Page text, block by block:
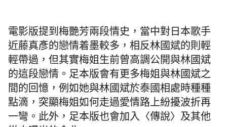
電影版提到梅艷芳兩段情史，當中對日本歌手
近藤真彥的戀情着墨較多，相反林國斌的則輕
輕帶過，但其實梅姐生前曾高調公開與林國斌
的這段戀情。足本版會有更多梅姐與林國斌之
間的回憶，例如她與林國斌於泰國相處時種種
點滴，突顯梅姐如何走過愛情路上紛擾波折再
一彎 。此外，足本版也會加入〈傳說〉及其他